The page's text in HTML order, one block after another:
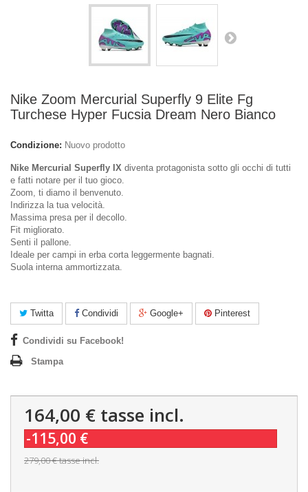
Nike Zoom Mercurial Superfly 9 Elite Fg
Turchese Hyper Fucsia Dream Nero Bianco
Condizione: Nuovo prodotto
Nike Mercurial Superfly IX diventa protagonista sotto gli occhi di tutti
e fatti notare per il tuo gioco.
Zoom, ti diamo il benvenuto.
Indirizza la tua velocità.
Massima presa per il decollo.
Fit migliorato.
Senti il pallone.
Ideale per campi in erba corta leggermente bagnati.
Suola interna ammortizzata.
Twitta Condividi Google+ Pinterest
Condividi su Facebook!
Stampa
164,00 € tasse incl.
-115,00 €
279,00 €tasse incl.